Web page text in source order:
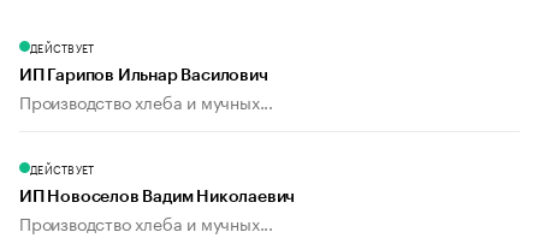
ДЕЙСТВУЕТ
ИП Гарипов Ильнар Василович
Производство хлеба и мучных...
ДЕЙСТВУЕТ
ИП Новоселов Вадим Николаевич
Производство хлеба и мучных...